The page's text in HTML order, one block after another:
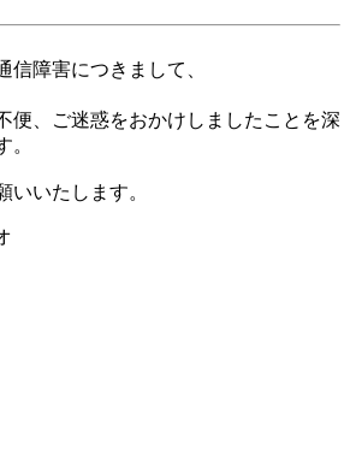
信障害につきまして、
便、ご迷惑をおかけしましたことを深
。
いいたします。